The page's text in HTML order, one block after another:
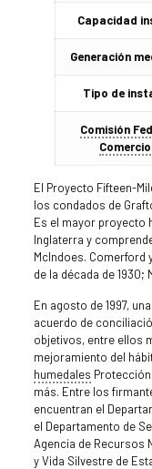
Capacidad
Generación
Tipo de
Comisión
Comercio
El Proyecto Fifteen-
los condados de
Es el mayor proyecto
Inglaterra y
McIndoes. Comerford
de la década de
En agosto de 1997,
acuerdo de
objetivos, entre ellos
mejoramiento del
humedales
más. Entre los
encuentran el
el Departamento de
Agencia de Recursos
y Vida Silvestre de